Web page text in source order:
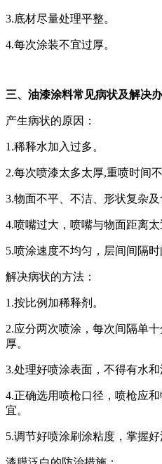
3.底材尽量处理平整。
4.每次涂装不宜过厚。
三、油漆涂料常见病状及解决
产生病状的原因：
1.稀释水加入过多。
2.每次喷漆太多太厚,重喷时间不
3.物面不平、不洁、形状复杂及
4.喷嘴过大，喷嘴与物面距离太
5.喷涂速度不均匀，层间间隔时
解决病状的方法：
1.按比例加稀释剂。
2.应分两次喷涂，每次间隔单
厚。
3.处理好喷涂表面，不得有水和
4.正确选用喷枪口径，喷枪应和
宜。
5.调节好喷涂刷涂粘度，掌握好